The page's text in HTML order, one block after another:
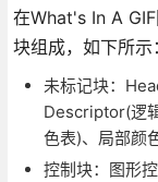
在What's In A
块组成，如下所示：
未标记块：
Descriptor(逻
色表)、局部颜
控制块：图形